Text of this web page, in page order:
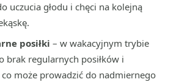
uczucia głodu i chęci na kolejną
posiłki – w wakacyjnym trybie
brak regularnych posiłków i
co może prowadzić do nadmiernego